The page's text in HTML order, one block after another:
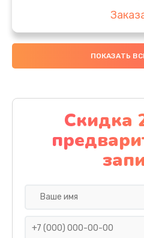
Ремонт
1730
Ремонт
1320
ПОКАЗАТЬ
Скидка